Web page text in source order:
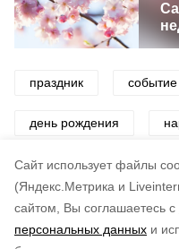
Cайт использует файлы
(Яндекс.Метрика и
сайтом, Вы соглашаетесь с
персональных данных и
праздник событие
день рождения
церковный праздник
по оценке